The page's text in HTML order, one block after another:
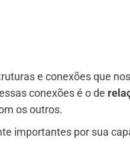
e conexões que
conexões é o de
os outros.
importantes por sua